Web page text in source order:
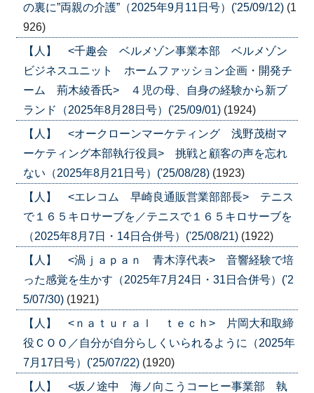
の裏に”両親の介護”（2025年9月11日号）('25/09/12) (1
926)
【人】 <千趣会 ベルメゾン事業本部 ベルメゾン
ビジネスユニット ホームファッション企画・開発チ
ーム 荊木綾香氏> ４児の母、自身の経験から新ブ
ランド（2025年8月28日号）('25/09/01) (1924)
【人】 <オークローンマーケティング 浅野茂樹マ
ーケティング本部執行役員> 挑戦と顧客の声を忘れ
ない（2025年8月21日号）('25/08/28) (1923)
【人】 <エレコム 早崎良通販営業部部長> テニス
で１６５キロサーブを／テニスで１６５キロサーブを
（2025年8月7日・14日合併号）('25/08/21) (1922)
【人】 <渦ｊａｐａｎ 青木淳代表> 音響経験で培
った感覚を生かす（2025年7月24日・31日合併号）('2
5/07/30) (1921)
【人】 <ｎａｔｕｒａｌ ｔｅｃｈ> 片岡大和取締
役ＣＯＯ／自分が自分らしくいられるように（2025年
7月17日号）('25/07/22) (1920)
【人】 <坂ノ途中 海ノ向こうコーヒー事業部 執